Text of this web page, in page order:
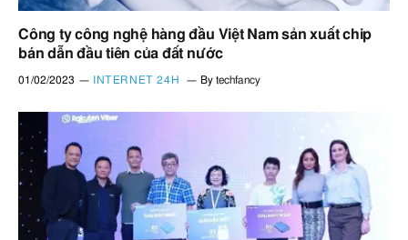
Công ty công nghệ hàng đầu Việt Nam sản xuất chip
bán dẫn đầu tiên của đất nước
01/02/2023 INTERNET 24H By techfancy